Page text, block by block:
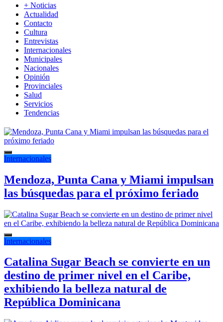
+ Noticias
Actualidad
Contacto
Cultura
Entrevistas
Internacionales
Municipales
Nacionales
Opinión
Provinciales
Salud
Servicios
Tendencias
Internacionales
Mendoza, Punta Cana y Miami impulsan
las búsquedas para el próximo feriado
Internacionales
Catalina Sugar Beach se convierte en un
destino de primer nivel en el Caribe,
exhibiendo la belleza natural de
República Dominicana